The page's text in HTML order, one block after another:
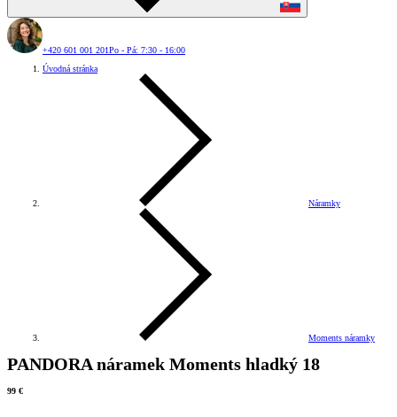
+420 601 001 201Po - Pá: 7:30 - 16:00
Úvodná stránka
Náramky
Moments náramky
PANDORA náramek Moments hladký 18
99 €